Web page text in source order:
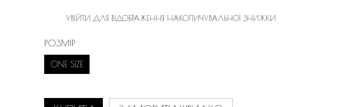
УВІЙТИ ДЛЯ ВІДОБРАЖЕННЯ НАКОПИЧУВАЛЬНОЇ ЗНИЖКИ
РОЗМІР
ONE SIZE